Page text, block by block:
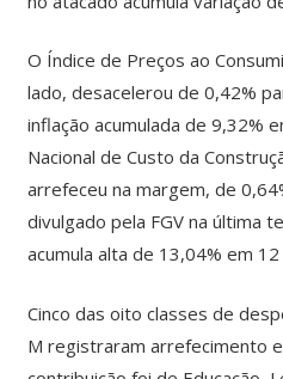
O Índice de Preços ao
lado, desacelerou de 0,42%
inflação acumulada de 9,32%
Nacional de Custo da
arrefeceu na margem, de
divulgado pela FGV na última
acumula alta de 13,04% em
Cinco das oito classes de
M registraram arrefecimento